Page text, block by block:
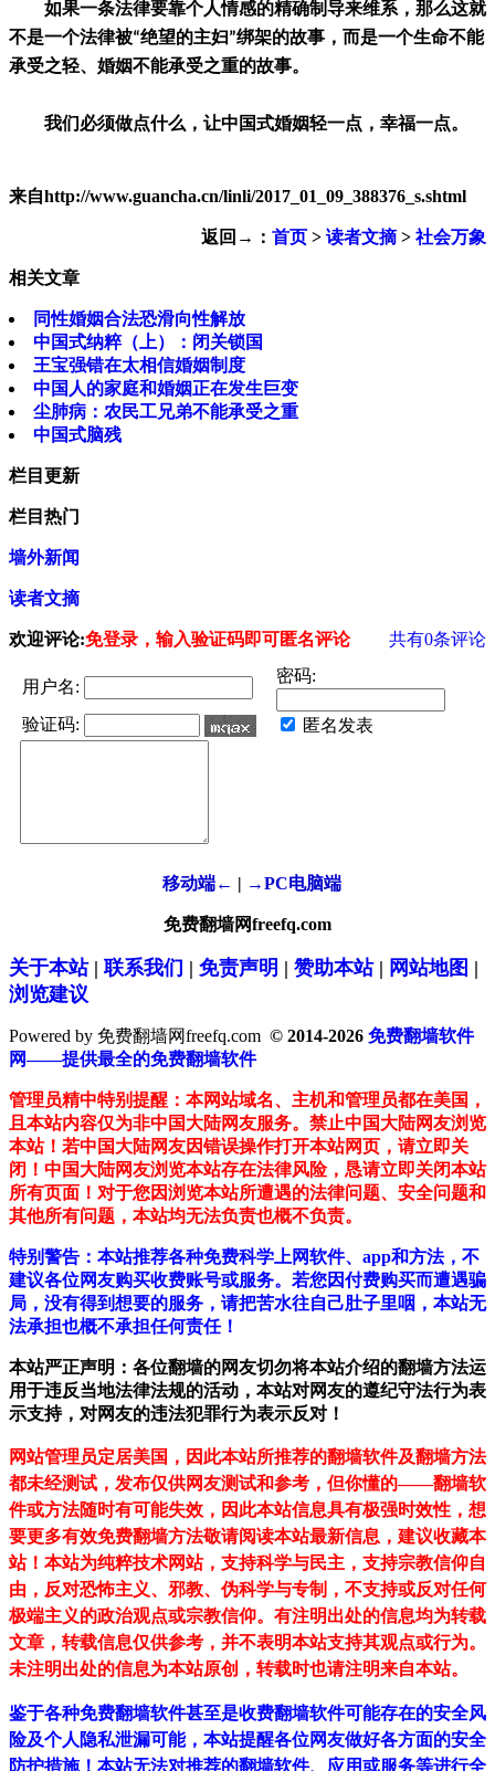
如果一条法律要靠个人情感的精确制导来维系，那么这就
不是一个法律被“绝望的主妇”绑架的故事，而是一个生命不能
承受之轻、婚姻不能承受之重的故事。
我们必须做点什么，让中国式婚姻轻一点，幸福一点。
来自http://www.guancha.cn/linli/2017_01_09_388376_s.shtml
返回→： 首页 > 读者文摘> 社会万象
相关文章
同性婚姻合法恐滑向性解放
中国式纳粹（上）：闭关锁国
王宝强错在太相信婚姻制度
中国人的家庭和婚姻正在发生巨变
尘肺病：农民工兄弟不能承受之重
中国式脑残
栏目更新
栏目热门
墙外新闻
读者文摘
欢迎评论:免登录，输入验证码即可匿名评论 共有0条评论
用户名:
密码:
验证码: 匿名发表
移动端← | →PC电脑端
免费翻墙网freefq.com
关于本站| 联系我们 | 免责声明 | 赞助本站| 网站地图 |
浏览建议
Powered by 免费翻墙网freefq.com © 2014-2026 免费翻墙软件
网——提供最全的免费翻墙软件
管理员精中特别提醒：本网站域名、主机和管理员都在美国，
且本站内容仅为非中国大陆网友服务。禁止中国大陆网友浏览
本站！若中国大陆网友因错误操作打开本站网页，请立即关
闭！中国大陆网友浏览本站存在法律风险，恳请立即关闭本站
所有页面！对于您因浏览本站所遭遇的法律问题、安全问题和
其他所有问题，本站均无法负责也概不负责。
特别警告：本站推荐各种免费科学上网软件、app和方法，不
建议各位网友购买收费账号或服务。若您因付费购买而遭遇骗
局，没有得到想要的服务，请把苦水往自己肚子里咽，本站无
法承担也概不承担任何责任！
本站严正声明：各位翻墙的网友切勿将本站介绍的翻墙方法运
用于违反当地法律法规的活动，本站对网友的遵纪守法行为表
示支持，对网友的违法犯罪行为表示反对！
网站管理员定居美国，因此本站所推荐的翻墙软件及翻墙方法
都未经测试，发布仅供网友测试和参考，但你懂的——翻墙软
件或方法随时有可能失效，因此本站信息具有极强时效性，想
要更多有效免费翻墙方法敬请阅读本站最新信息，建议收藏本
站！ 本站为纯粹技术网站，支持科学与民主，支持宗教信仰自
由，反对恐怖主义、邪教、伪科学与专制，不支持或反对任何
极端主义的政治观点或宗教信仰。有注明出处的信息均为转载
文章，转载信息仅供参考，并不表明本站支持其观点或行为。
未注明出处的信息为本站原创，转载时也请注明来自本站。
鉴于各种免费翻墙软件甚至是收费翻墙软件可能存在的安全风
险及个人隐私泄漏可能，本站提醒各位网友做好各方面的安全
防护措施！本站无法对推荐的翻墙软件、应用或服务等进行全